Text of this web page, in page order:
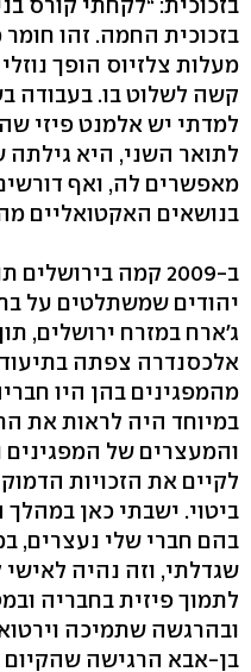
בזכוכית: “לקחתי קורס
מעלות צלזיוס הופך
קשה לשלוט בו. בעבודה
למדתי יש אלמנט פיזי
לתואר השני, היא
מאפשרים לה, ואף
בנושאים האקטואליים
ב-2009 קמה
יהודים שמשתלטים על
ג'ארח במזרח ירושלים,
אלכסנדרה צפתה
מהמפגינים בהן היו
במיוחד היה לראות את
והמעצרים של
לקיים את הזכויות
ביטוי. ישבתי כאן במהלך
בהם חברי שלי נעצרים,
שגדלתי, וזה נהיה לאישי
לתמוך פיזית בחבריה
ובהרגשה שתמיכה
בן-אבא הרגישה שהקיום